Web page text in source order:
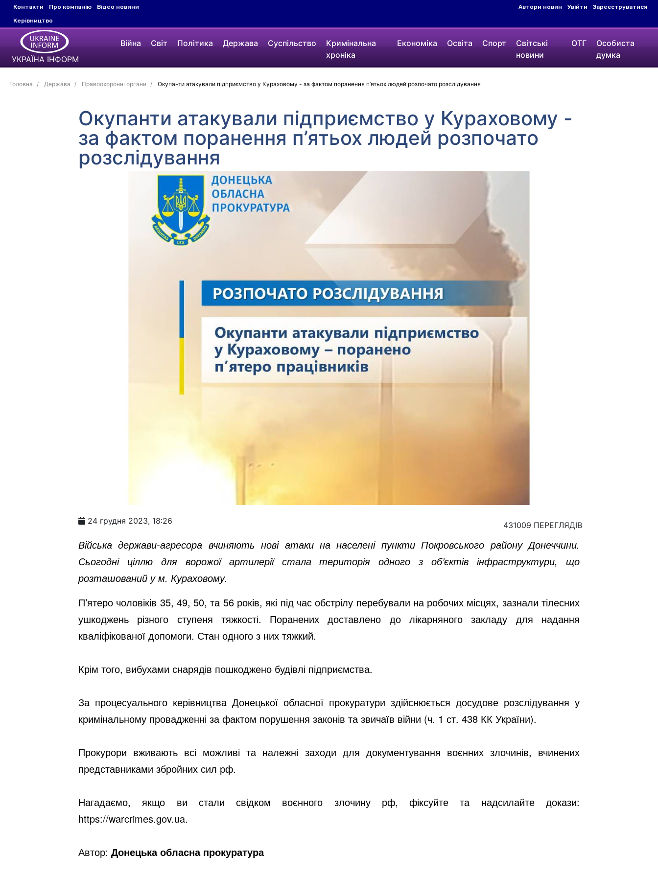
Контакти Про компанію
Відео новини
Керівництво
Автори новин Увійти Зареєструватися
УКРАЇНА ІНФОРМ
Війна Світ Політика Держава Суспільство
Кримінальна
хроніка
Економіка Освіта Спорт
Світські
новини
ОТГ
Особиста
думка
Головна Держава Правоохоронні органи Окупанти атакували підприємство у Кураховому - за фактом поранення п’ятьох людей розпочато розслідування
Окупанти атакували підприємство у Кураховому -
за фактом поранення п’ятьох людей розпочато
розслідування
24 грудня 2023, 18:26 431009 ПЕРЕГЛЯДІВ
Війська держави-агресора вчиняють нові атаки на населені пункти Покровського району Донеччини.
Сьогодні ціллю для ворожої артилерії стала територія одного з об’єктів інфраструктури, що
розташований у м. Кураховому.
П’ятеро чоловіків 35, 49, 50, та 56 років, які під час обстрілу перебували на робочих місцях, зазнали тілесних
ушкоджень різного ступеня тяжкості. Поранених доставлено до лікарняного закладу для надання
кваліфікованої допомоги. Стан одного з них тяжкий.
Крім того, вибухами снарядів пошкоджено будівлі підприємства.
За процесуального керівництва Донецької обласної прокуратури здійснюється досудове розслідування у
кримінальному провадженні за фактом порушення законів та звичаїв війни (ч. 1 ст. 438 КК України).
Прокурори вживають всі можливі та належні заходи для документування воєнних злочинів, вчинених
представниками збройних сил рф.
Нагадаємо, якщо ви стали свідком воєнного злочину рф, фіксуйте та надсилайте докази:
https://warcrimes.gov.ua.
Автор: Донецька обласна прокуратура